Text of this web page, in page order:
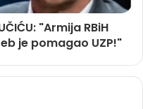
"Armija RBiH
je pomagao UZP!"